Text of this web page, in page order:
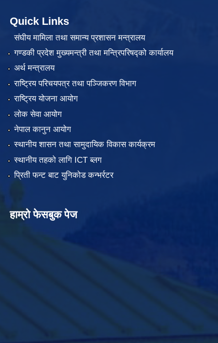
Quick Links
संघीय मामिला तथा समान्य प्रशासन मन्त्रालय
गण्डकी प्रदेश मुख्यमन्त्री तथा मन्त्रिपरिषद्को कार्यालय
अर्थ मन्त्रालय
राष्ट्रिय परिचयपत्र तथा पञ्जिकरण विभाग
राष्ट्रिय योजना आयोग
लोक सेवा आयोग
नेपाल कानुन आयोग
स्थानीय शासन तथा सामुदायिक विकास कार्यक्रम
स्थानीय तहको लागि ICT ब्लग
प्रिती फन्ट बाट युनिकोड कन्भर्रटर
हाम्रो फेसबुक पेज